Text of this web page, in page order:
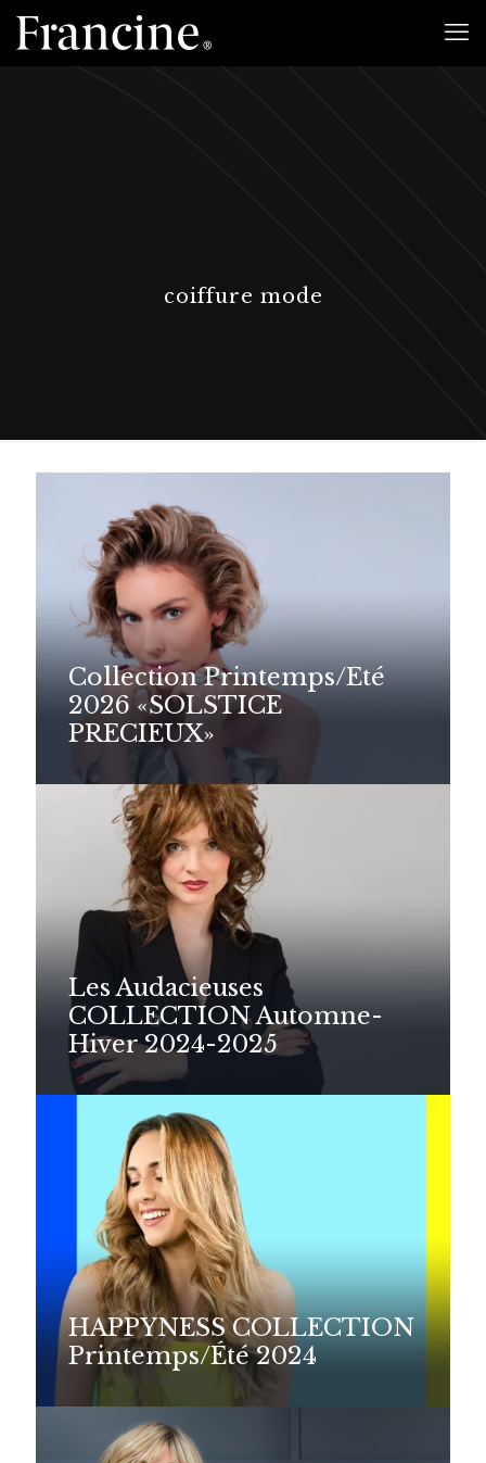
coiffure mode
Collection Printemps/Eté
2026 «SOLSTICE
PRECIEUX»
Les Audacieuses
COLLECTION Automne-
Hiver 2024-2025
HAPPYNESS COLLECTION
Printemps/Été 2024